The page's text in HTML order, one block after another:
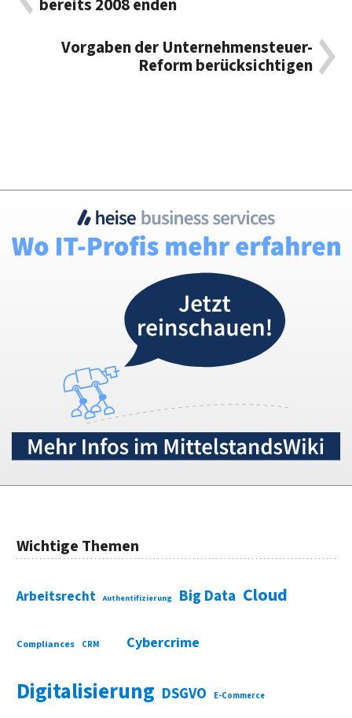
bereits 2008 enden
Vorgaben der Unternehmensteuer-
Reform berücksichtigen
Wichtige Themen
Arbeitsrecht Authentifizierung Big Data Cloud
Compliances CRM Cybercrime
Digitalisierung DSGVO E-Commerce